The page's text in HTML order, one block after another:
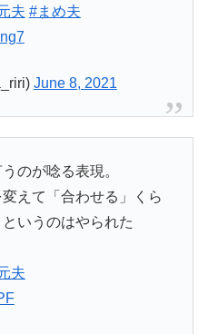
夫 #まめ夫
June 8, 2021
のが唸る表現。
えて「合わせる」くら
いうのはやられた
夫